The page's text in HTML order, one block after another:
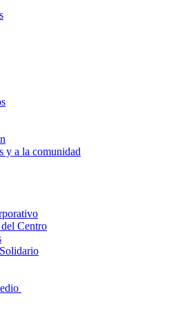
y a la comunidad
Centro